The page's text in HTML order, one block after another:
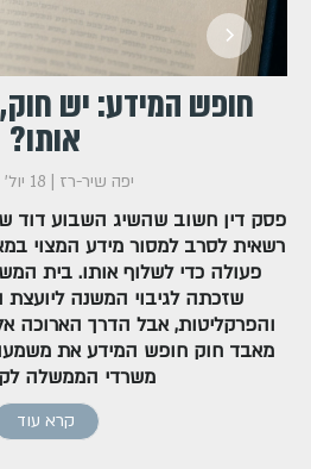
חופש המידע: יש
אותו?
יפה שיר-רז | 18 יול' 2026
פסק דין חשוב שהשיג השבוע דוד
רשאית לסרב למסור מידע המצוי
פעולה כדי לשלוף אותו. בית
שזכתה לגיבוי המשנה
והפרקליטות, אבל הדרך הארוכה
מאבד חוק חופש המידע את
משרדי הממשלה
קרא עוד